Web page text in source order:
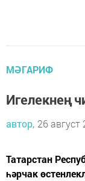
МӘГАРИФ
Игелекнең
автор, 26 август
Татарстан
һәрчак